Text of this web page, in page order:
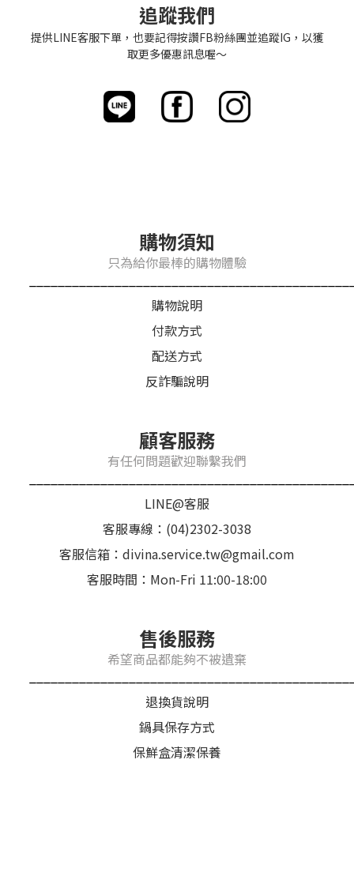
追蹤我們
提供LINE客服下單，也要記得按讚FB粉絲團並追蹤IG，以獲
取更多優惠訊息喔～
購物須知
只為給你最棒的購物體驗
購物說明
付款方式
配送方式
反詐騙說明
顧客服務
有任何問題歡迎聯繫我們
LINE@客服
客服專線：(04)2302-3038
客服信箱：divina.service.tw@gmail.com
客服時間：Mon-Fri 11:00-18:00
售後服務
希望商品都能夠不被遺棄
退換貨說明
鍋具保存方式
保鮮盒清潔保養